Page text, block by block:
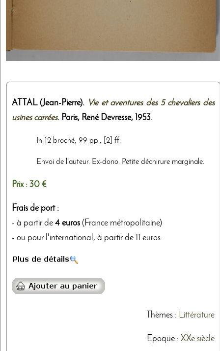
ATTAL (Jean-Pierre). Vie et aventures des 5 chevaliers des
usines carrées. Paris, René Devresse, 1953.
In-12 broché, 99 pp., [2] ff.
Envoi de l'auteur. Ex-dono. Petite déchirure marginale.
Prix : 30 €
Frais de port :
- à partir de 4 euros (France métropolitaine)
- ou pour l'international, à partir de 11 euros.
Thèmes: Littérature
Epoque : XXe siècle